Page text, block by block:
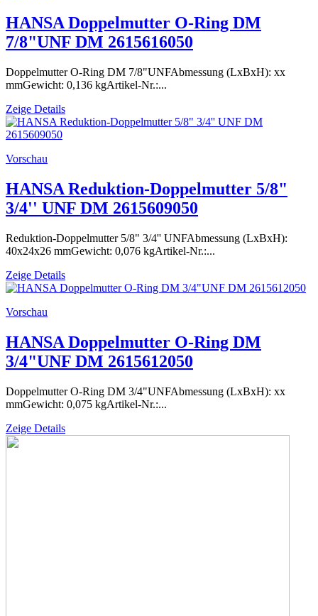
HANSA Doppelmutter O-Ring DM
7/8"UNF DM 2615616050
Doppelmutter O-Ring DM 7/8"UNFAbmessung (LxBxH): xx
mmGewicht: 0,136 kgArtikel-Nr.:...
Zeige Details
Vorschau
HANSA Reduktion-Doppelmutter 5/8"
3/4'' UNF DM 2615609050
Reduktion-Doppelmutter 5/8" 3/4'' UNFAbmessung (LxBxH):
40x24x26 mmGewicht: 0,076 kgArtikel-Nr.:...
Zeige Details
Vorschau
HANSA Doppelmutter O-Ring DM
3/4"UNF DM 2615612050
Doppelmutter O-Ring DM 3/4"UNFAbmessung (LxBxH): xx
mmGewicht: 0,075 kgArtikel-Nr.:...
Zeige Details